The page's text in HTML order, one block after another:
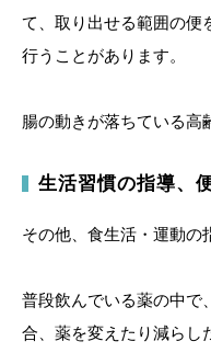
て、取り出せる範囲の便
行うことがあります。
腸の動きが落ちている高
生活習慣の指導、
その他、食生活・運動の
普段飲んでいる薬の中で
合、薬を変えたり減らし